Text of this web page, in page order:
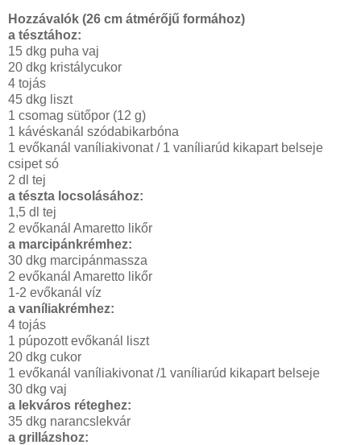
Hozzávalók (26 cm átmérőjű formához)
a tésztához:
15 dkg puha vaj
20 dkg kristálycukor
4 tojás
45 dkg liszt
1 csomag sütőpor (12 g)
1 kávéskanál szódabikarbóna
1 evőkanál vaníliakivonat / 1 vaníliarúd kikapart belseje
csipet só
2 dl tej
a tészta locsolásához:
1,5 dl tej
2 evőkanál Amaretto likőr
a marcipánkrémhez:
30 dkg marcipánmassza
2 evőkanál Amaretto likőr
1-2 evőkanál víz
a vaníliakrémhez:
4 tojás
1 púpozott evőkanál liszt
20 dkg cukor
1 evőkanál vaníliakivonat /1 vaníliarúd kikapart belseje
30 dkg vaj
a lekváros réteghez:
35 dkg narancslekvár
a grillázshoz: